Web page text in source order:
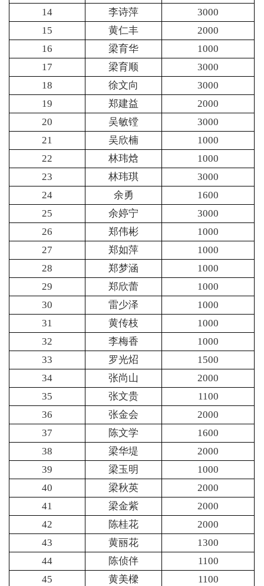
14
李诗萍
3000
15
黄仁丰
2000
16
梁育华
1000
17
梁育顺
3000
18
徐文向
3000
19
郑建益
2000
20
吴敏镗
3000
21
吴欣楠
1000
22
林玮焓
1000
23
林玮琪
3000
24
余勇
1600
25
余婷宁
3000
26
郑伟彬
1000
27
郑如萍
1000
28
郑梦涵
1000
29
郑欣蕾
1000
30
雷少泽
1000
31
黄传枝
1000
32
李梅香
1000
33
罗光炤
1500
34
张尚山
2000
35
张文贵
1100
36
张金会
2000
37
陈文学
1600
38
梁华堤
2000
39
梁玉明
1000
40
梁秋英
2000
41
梁金紫
2000
42
陈桂花
2000
43
黄丽花
1300
44
陈侦伴
1100
45
黄美樑
1100